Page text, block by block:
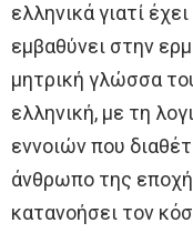
ελληνικά γιατί
εμβαθύνει στην
μητρική γλώσσα
ελληνική, με τη
εννοιών που
άνθρωπο της
κατανοήσει τον